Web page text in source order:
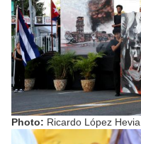
Photo: Ricardo López Hevia